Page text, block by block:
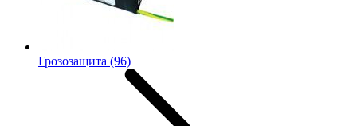
Грозозащита (96)